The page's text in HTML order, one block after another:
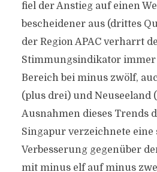
fiel der Anstieg auf einen
bescheidener aus (drittes
der Region APAC verharrt
Stimmungsindikator
Bereich bei minus zwölf,
(plus drei) und Neuseeland
Ausnahmen dieses Trends
Singapur verzeichnete eine
Verbesserung gegenüber
mit minus elf auf minus